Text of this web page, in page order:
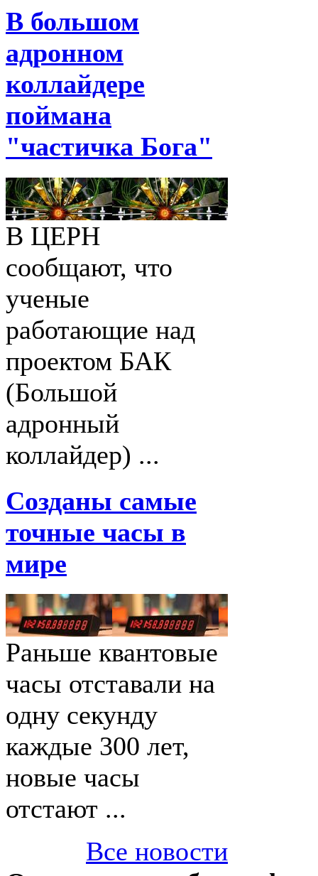
В большом
адронном
коллайдере
поймана
"частичка Бога"
В ЦЕРН
сообщают, что
ученые
работающие над
проектом БАК
(Большой
адронный
коллайдер) ...
Созданы самые
точные часы в
мире
Раньше квантовые
часы отставали на
одну секунду
каждые 300 лет,
новые часы
отстают ...
Все новости